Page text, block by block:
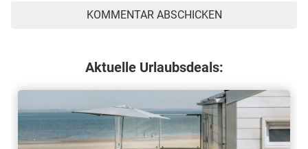
Aktuelle Urlaubsdeals: